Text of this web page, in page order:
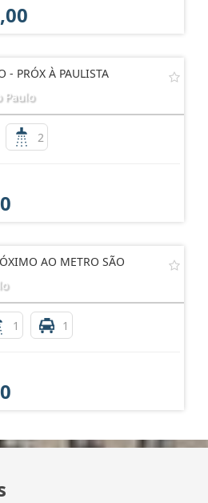
- PRÓX À PAULISTA
Paulo
2
AO METRO SÃO
1 1